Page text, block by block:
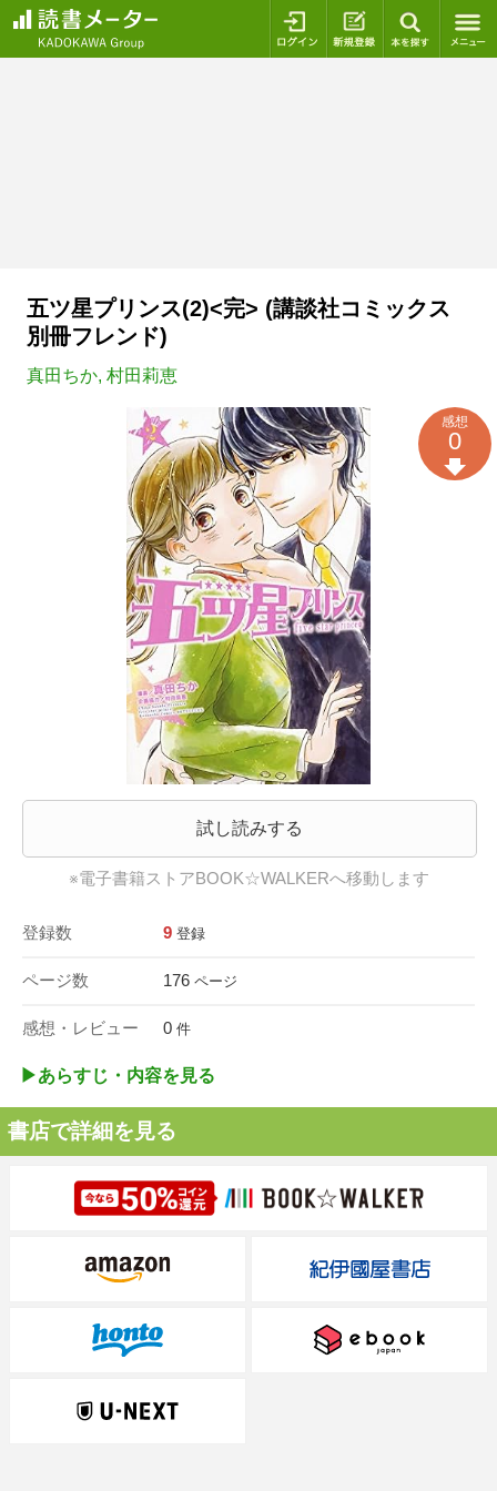
ログイン 新規登録
五ツ星プリンス(2)<完> (講談社コミックス
別冊フレンド)
真田ちか, 村田莉恵
試し読みする
※電子書籍ストアBOOK☆WALKERへ移動します
登録数 9 登録
ページ数 176 ページ
感想・レビュー 0 件
感想
0
▶︎あらすじ・内容を見る
書店で詳細を見る